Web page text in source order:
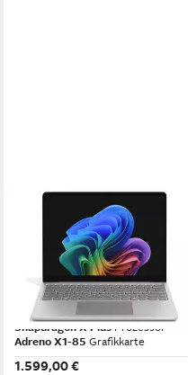
Surface Laptop Copilot+ PC
Touch-Display Snapdragon X
Plus 16GB RAM Business-
Notebook
13 Zoll
Bildschirmdiagonale
Snapdragon X Plus Prozessor
Adreno X1-85 Grafikkarte
1.599,00 €